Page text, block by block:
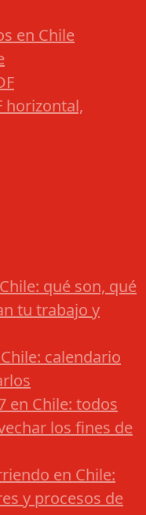
en Chile
horizontal,
qué son, qué
tu trabajo y
calendario
en Chile: todos
los fines de
en Chile:
y procesos de